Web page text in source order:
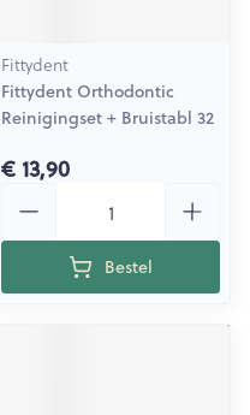
Fittydent
Fittydent Orthodontic
Reinigingset + Bruistabl 32
€ 13,90
Bestel